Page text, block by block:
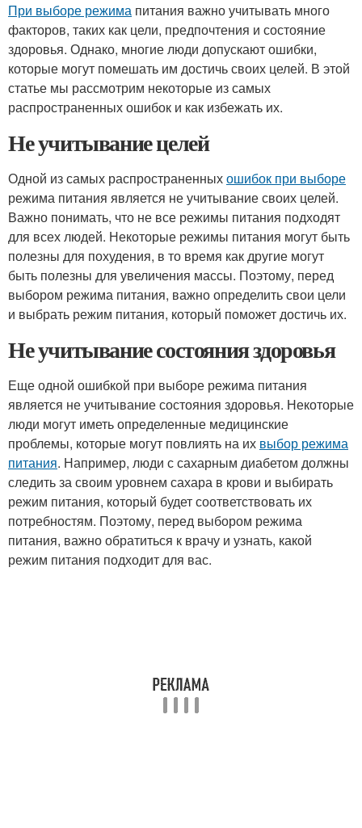
При выборе режима питания важно учитывать много
факторов, таких как цели, предпочтения и состояние
здоровья. Однако, многие люди допускают ошибки,
которые могут помешать им достичь своих целей. В этой
статье мы рассмотрим некоторые из самых
распространенных ошибок и как избежать их.
Не учитывание целей
Одной из самых распространенныхошибок при выборе
режима питания является не учитывание своих целей.
Важно понимать, что не все режимы питания подходят
для всех людей. Некоторые режимы питания могут быть
полезны для похудения, в то время как другие могут
быть полезны для увеличения массы. Поэтому, перед
выбором режима питания, важно определить свои цели
и выбрать режим питания, который поможет достичь их.
Не учитывание состояния здоровья
Еще одной ошибкой при выборе режима питания
является не учитывание состояния здоровья. Некоторые
люди могут иметь определенные медицинские
проблемы, которые могут повлиять на их выбор режима
питания. Например, люди с сахарным диабетом должны
следить за своим уровнем сахара в крови и выбирать
режим питания, который будет соответствовать их
потребностям. Поэтому, перед выбором режима
питания, важно обратиться к врачу и узнать, какой
режим питания подходит для вас.